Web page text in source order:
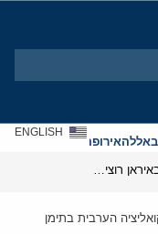
אירופהאנטישמיות
ENGLISH
הערבית בתימן